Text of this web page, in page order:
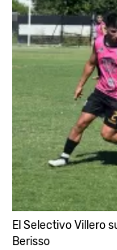
El Selectivo Villero
Berisso